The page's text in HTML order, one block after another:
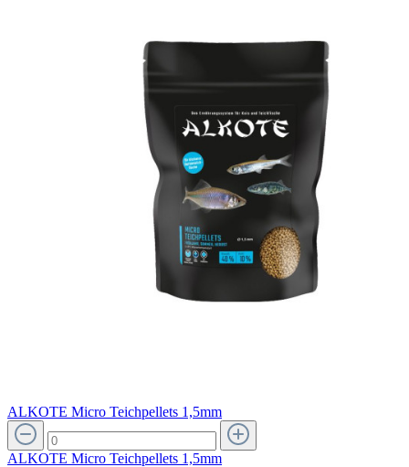
ALKOTE Micro Teichpellets 1,5mm
ALKOTE Micro Teichpellets 1,5mm